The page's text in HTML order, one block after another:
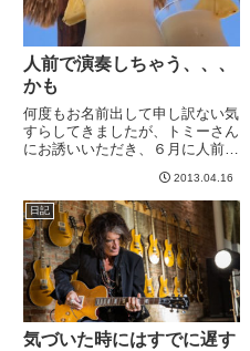
人前で演奏しちゃう、、、
かも
何度もお名前出して申し訳ない気
すらしてきましたが、トミーさん
にお誘いいただき、６月に人前で
＾＾まあ、VoやDrなどメンバー
集まらなければお流れになっちゃ
うかもしれないそうですが。曲
は、、、Walk This W...
2013.04.16
日記
気づいた時にはすでに遅す